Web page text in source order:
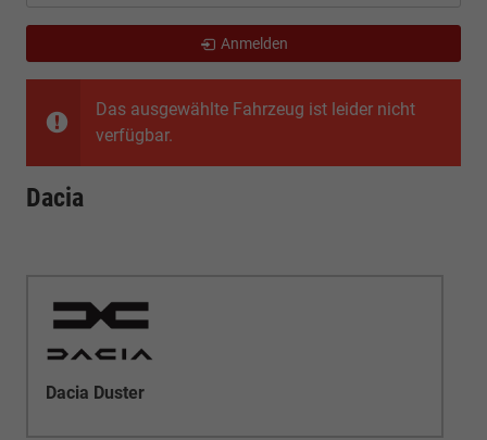
Das ausgewählte Fahrzeug ist leider nicht
verfügbar.
Dacia
Dacia Duster
Anmelden